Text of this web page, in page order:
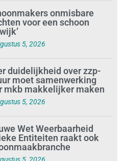
onmisbare
voor een schoon
5, 2026
duidelijkheid over zzp-
moet samenwerking
mkb makkelijker maken
5, 2026
Wet Weerbaarheid
Entiteiten raakt ook
5, 2026